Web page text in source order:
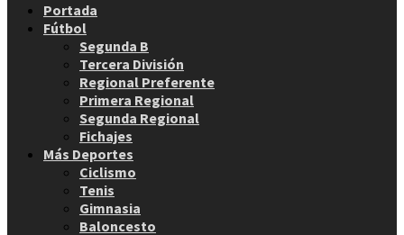
Portada
Fútbol
Segunda B
Tercera División
Regional Preferente
Primera Regional
Segunda Regional
Fichajes
Más Deportes
Ciclismo
Tenis
Gimnasia
Baloncesto